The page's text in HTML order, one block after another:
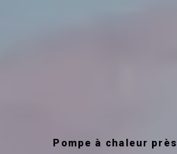
Pompe à chaleur